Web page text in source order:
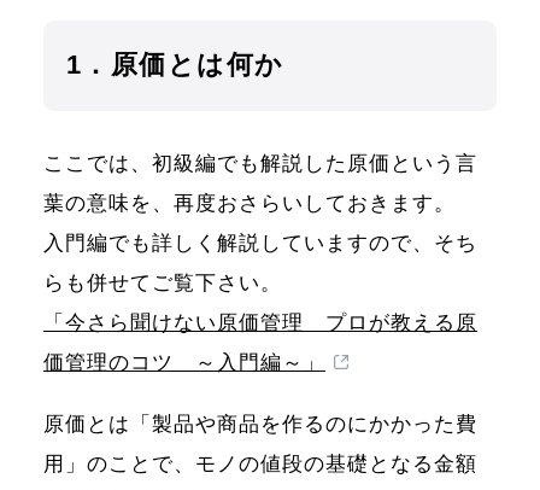
1．原価とは何か
ここでは、初級編でも解説した原価という言
葉の意味を、再度おさらいしておきます。
入門編でも詳しく解説していますので、そち
らも併せてご覧下さい。
「今さら聞けない原価管理 プロが教える原
価管理のコツ ～入門編～」
原価とは「製品や商品を作るのにかかった費
用」のことで、モノの値段の基礎となる金額